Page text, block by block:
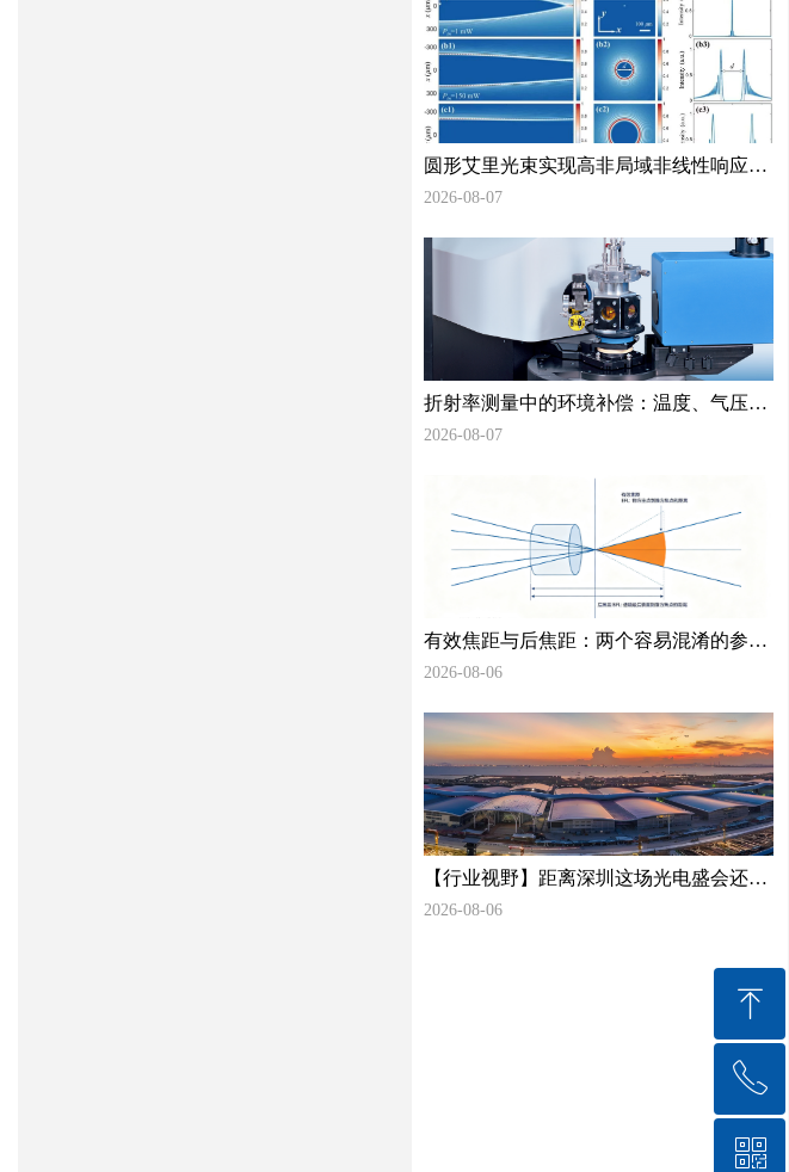
圆形艾里光束实现高非局域非线性响应精
准测量光学非线性检测再添新方法
2026-08-07
折射率测量中的环境补偿：温度、气压和
湿度如何影响你的数据
2026-08-07
有效焦距与后焦距：两个容易混淆的参数
及其工程差异
2026-08-06
【行业视野】距离深圳这场光电盛会还有
35天，光学检测赛道正在酝酿什么变化？
2026-08-06
ꁸ
回到顶部
ꂅ
0591-83855102
ꀥ